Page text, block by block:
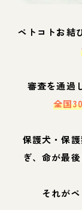
ペトコトお結
審査を通過
全国
保護犬・保
ぎ、命が最
それが